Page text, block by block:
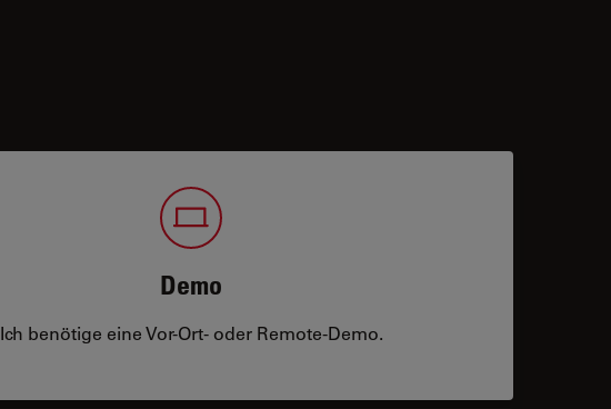
Demo
Ich benötige eine Vor-Ort- oder Remote-Demo.